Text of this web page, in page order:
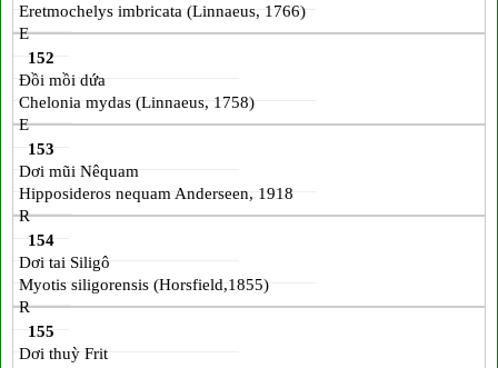
Eretmochelys imbricata (Linnaeus, 1766)
E
152
Đồi mồi dứa
Chelonia mydas (Linnaeus, 1758)
E
153
Dơi mũi Nêquam
Hipposideros nequam Anderseen, 1918
R
154
Dơi tai Siligô
Myotis siligorensis (Horsfield,1855)
R
155
Dơi thuỳ Frit